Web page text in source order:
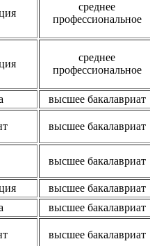
среднее
профессиональное
среднее
профессиональное
высшее бакалавриат
высшее бакалавриат
высшее бакалавриат
высшее бакалавриат
высшее бакалавриат
высшее бакалавриат